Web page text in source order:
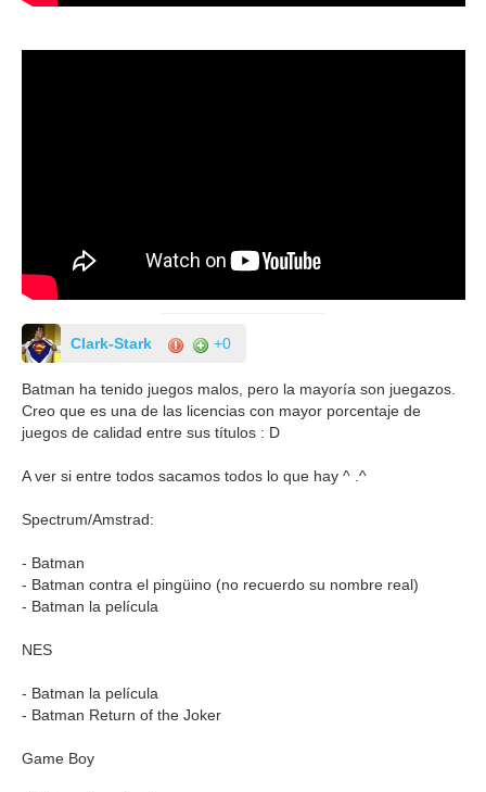
Clark-Stark +0
Batman ha tenido juegos malos, pero la mayoría son juegazos.
Creo que es una de las licencias con mayor porcentaje de
juegos de calidad entre sus títulos : D
A ver si entre todos sacamos todos lo que hay ^ .^
Spectrum/Amstrad:
- Batman
- Batman contra el pingüino (no recuerdo su nombre real)
- Batman la película
NES
- Batman la película
- Batman Return of the Joker
Game Boy